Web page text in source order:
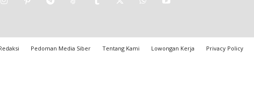
Pedoman Media Siber Tentang Kami Lowongan Kerja Privacy Policy